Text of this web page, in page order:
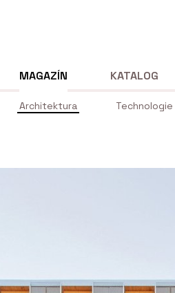
MAGAZÍN
Architektura Technologie
KATALOG